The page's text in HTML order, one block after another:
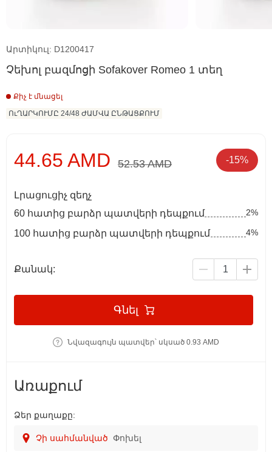
Արտիկուլ: D1200417
Չեխոլ բազմոցի Sofakover Romeo 1 տեղ
Քիչ է մնացել
ՈւՂԱՐԿՈՒՄԸ 24/48 ԺԱՄՎԱ ԸՆԹԱՑՔՈՒՄ
44.65 AMD 52.53 AMD -15%
Լրացուցիչ զեղչ
60 հատից բարձր պատվերի դեպքում
2%
100 հատից բարձր պատվերի դեպքում 4%
Քանակ:
Գնել
Նվազագույն պատվեր՝ սկսած 0.93 AMD
Առաքում
Ձեր քաղաքը:
Չի սահմանված Փոխել